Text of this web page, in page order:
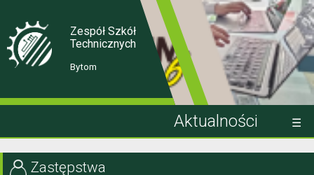
Content
navigation
Zespół Szkół
Technicznych
Bytom
Aktualności
Kandydat
Zastępstwa